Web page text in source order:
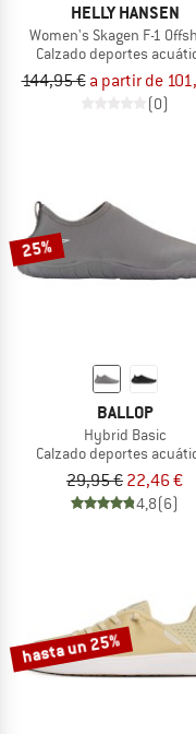
HELLY HANSEN
Women's Skagen F-1
Calzado deportes
144,95 € a partir de
(0)
25%
BALLOP
Hybrid Basic
Calzado deportes
29,95 € 22,46 €
4,8(6)
hasta un 25%